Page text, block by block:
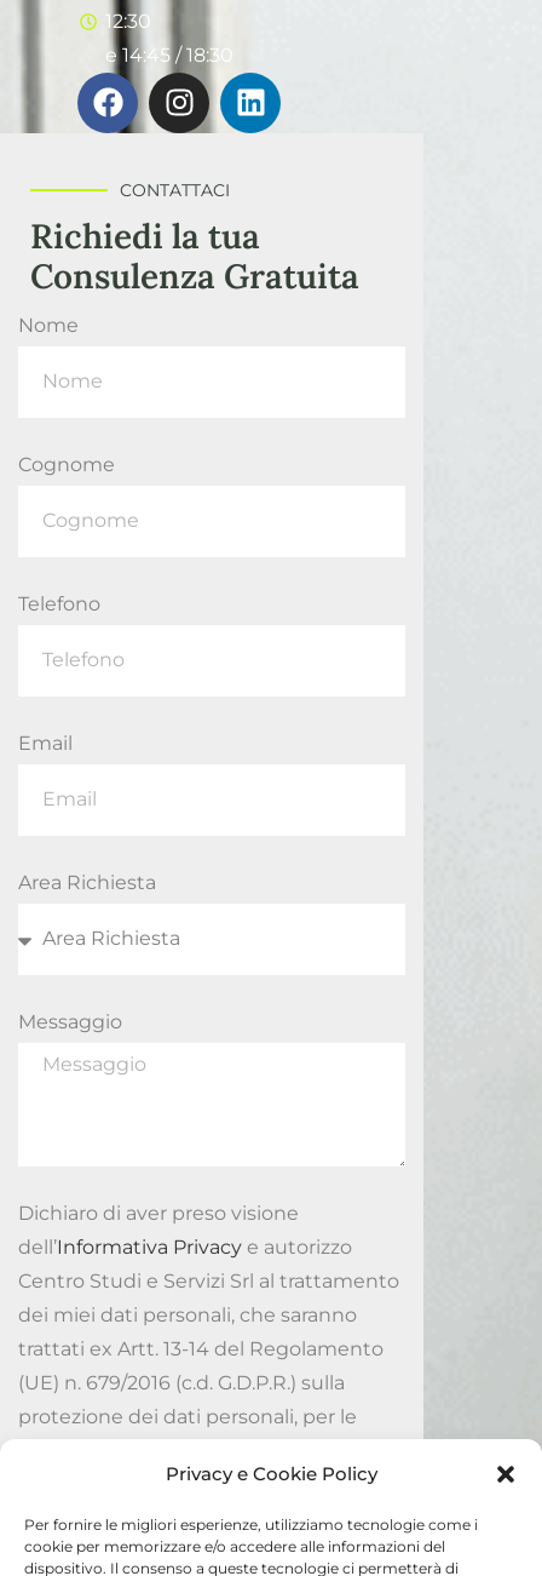
Privacy e Cookie Policy
Per fornire le migliori esperienze, utilizziamo tecnologie come i
cookie per memorizzare e/o accedere alle informazioni del
dispositivo. Il consenso a queste tecnologie ci permetterà di
12:30
e 14:45 / 18:30
CONTATTACI
Richiedi la tua
Consulenza Gratuita
Nome
Cognome
Telefono
Email
Area Richiesta
Messaggio
Dichiaro di aver preso visione
dell’Informativa Privacy e autorizzo
Centro Studi e Servizi Srl al trattamento
dei miei dati personali, che saranno
trattati ex Artt. 13-14 del Regolamento
(UE) n. 679/2016 (c.d. G.D.P.R.) sulla
protezione dei dati personali, per le
Invia